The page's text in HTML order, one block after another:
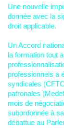
Une nouvelle
donnée avec la
droit applicable.
Un Accord
la formation tout
professionnels a
syndicales
patronales
mois de
subordonnée à
débattue au